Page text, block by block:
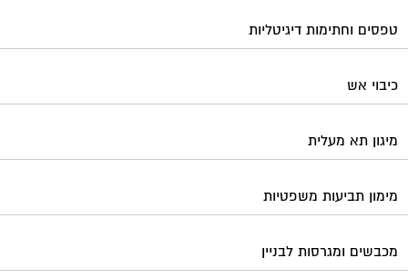
טפסים וחתימות דיגיטליות
כיבוי אש
מיגון תא מעלית
מימון תביעות משפטיות
מכבשים ומגרסות לבניין